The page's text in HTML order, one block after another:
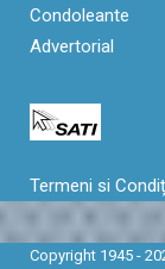
Condoleante
Advertorial
Termeni si
Copyright 1945 -